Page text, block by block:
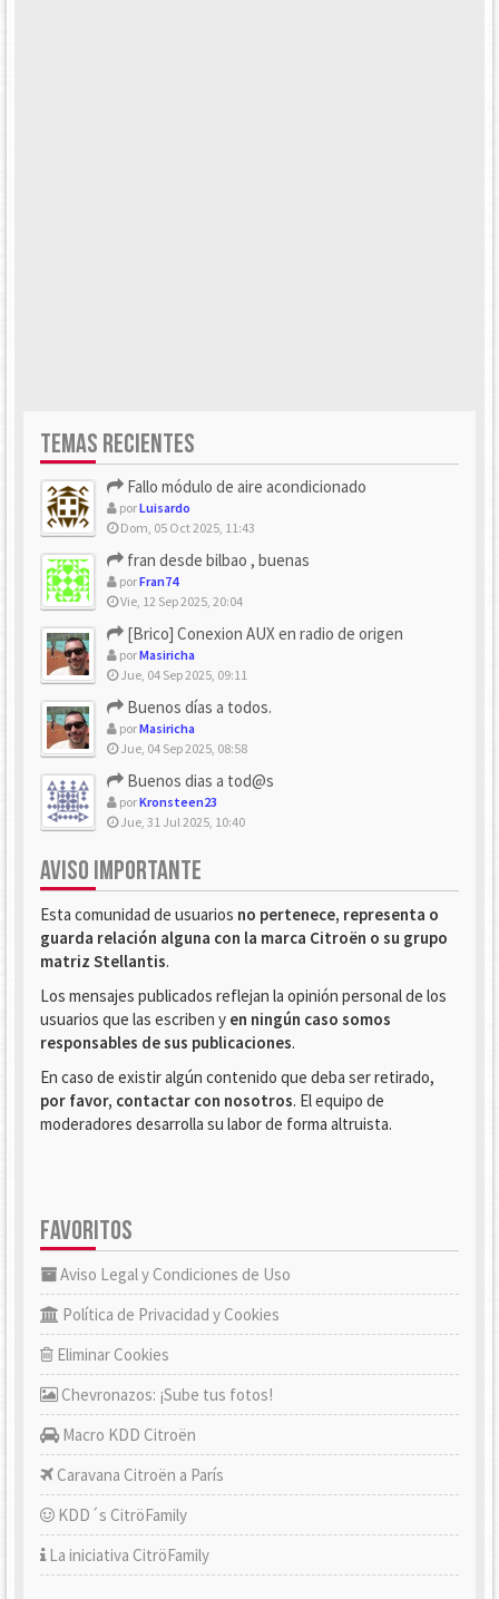
TEMAS RECIENTES
Fallo módulo de aire acondicionado
porLuisardo
Dom, 05 Oct 2025, 11:43
fran desde bilbao , buenas
porFran74
Vie, 12 Sep 2025, 20:04
[Brico] Conexion AUX en radio de origen
porMasiricha
Jue, 04 Sep 2025, 09:11
Buenos días a todos.
porMasiricha
Jue, 04 Sep 2025, 08:58
Buenos dias a tod@s
porKronsteen23
Jue, 31 Jul 2025, 10:40
AVISO IMPORTANTE
Esta comunidad de usuarios no pertenece, representa o
guarda relación alguna con la marca Citroën o su grupo
matriz Stellantis.
Los mensajes publicados reflejan la opinión personal de los
usuarios que las escriben y en ningún caso somos
responsables de sus publicaciones.
En caso de existir algún contenido que deba ser retirado,
por favor, contactar con nosotros. El equipo de
moderadores desarrolla su labor de forma altruista.
FAVORITOS
Aviso Legal y Condiciones de Uso
Política de Privacidad y Cookies
Eliminar Cookies
Chevronazos: ¡Sube tus fotos!
Macro KDD Citroën
Caravana Citroën a París
KDD´s CitröFamily
La iniciativa CitröFamily